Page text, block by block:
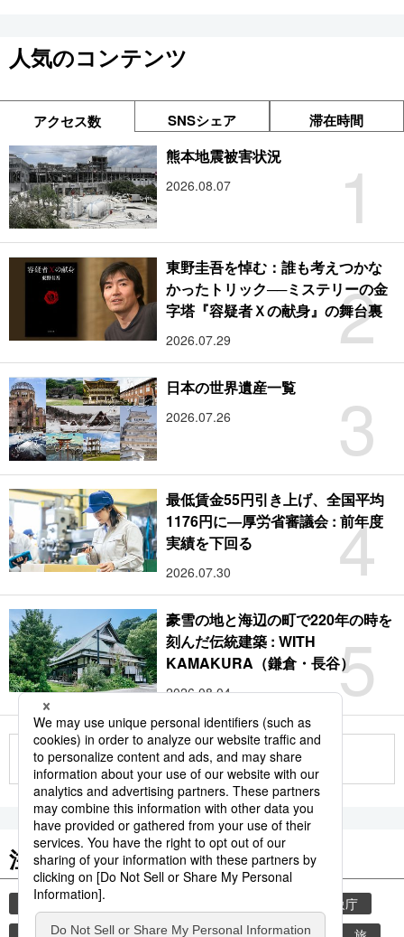
人気のコンテンツ
アクセス数 SNSシェア 滞在時間
1
熊本地震被害状況
2026.08.07
2
東野圭吾を悼む：誰も考えつかな
かったトリック──ミステリーの金
字塔『容疑者Ｘの献身』の舞台裏
2026.07.29
3
日本の世界遺産一覧
2026.07.26
4
最低賃金55円引き上げ、全国平均
1176円に―厚労省審議会 : 前年度
実績を下回る
2026.07.30
5
豪雪の地と海辺の町で220年の時を
刻んだ伝統建築 : WITH
KAMAKURA（鎌倉・長谷）
2026.08.04
もっと見る
注目のキーワード
共同通信ニュース
気象庁